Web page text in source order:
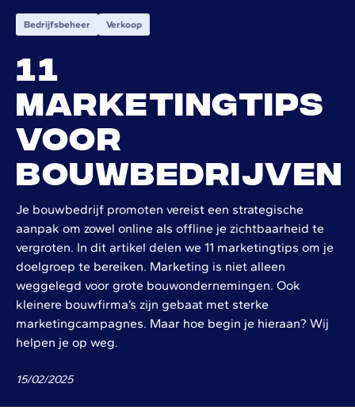
Bedrijfsbeheer Verkoop
11
Marketingtips
voor
bouwbedrijven
Je bouwbedrijf promoten vereist een strategische
aanpak om zowel online als offline je zichtbaarheid te
vergroten. In dit artikel delen we 11 marketingtips om je
doelgroep te bereiken. Marketing is niet alleen
weggelegd voor grote bouwondernemingen. Ook
kleinere bouwfirma’s zijn gebaat met sterke
marketingcampagnes. Maar hoe begin je hieraan? Wij
helpen je op weg.
15/02/2025